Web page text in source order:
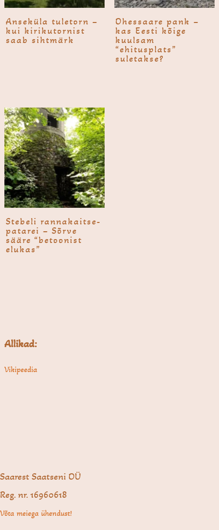
Anse­küla tuletorn –
kui kirikutornist
saab sihtmärk
Ohes­saare pank –
kas Eesti kõige
kuulsam
“ehitusplats”
suletakse?
Stebeli ranna­kaitse­
pata­rei – Sõrve
sääre “betoonist
elukas”
Allikad:
Vikipeedia
Saarest Saatseni OÜ
Reg. nr. 16960618
Võta meiega ühendust!